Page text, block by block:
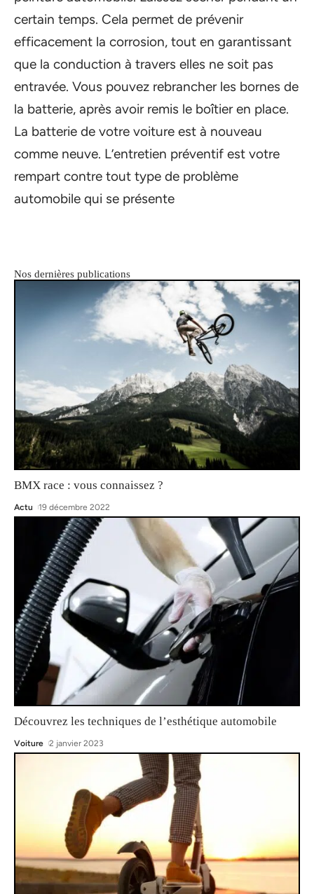
certain temps. Cela permet de prévenir
efficacement la corrosion, tout en garantissant
que la conduction à travers elles ne soit pas
entravée. Vous pouvez rebrancher les bornes de
la batterie, après avoir remis le boîtier en place.
La batterie de votre voiture est à nouveau
comme neuve. L’entretien préventif est votre
rempart contre tout type de problème
automobile qui se présente
Nos dernières publications
BMX race : vous connaissez ?
Actu 19 décembre 2022
Découvrez les techniques de l’esthétique automobile
Voiture 2 janvier 2023